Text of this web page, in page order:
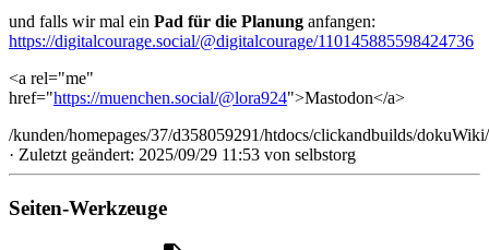
und falls wir mal ein Pad für die Planung anfangen:
https://digitalcourage.social/@digitalcourage/110145885598424736
<a rel="me"
href="https://muenchen.social/@lora924">Mastodon</a>
/kunden/homepages/37/d358059291/htdocs/clickandbuilds/
· Zuletzt geändert: 2025/09/29 11:53 von selbstorg
Seiten-Werkzeuge